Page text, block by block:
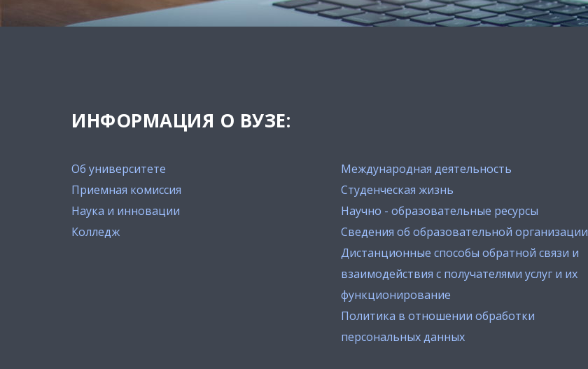
ИНФОРМАЦИЯ О ВУЗЕ:
Об университете
Приемная комиссия
Наука и инновации
Колледж
Международная деятельность
Студенческая жизнь
Научно - образовательные ресурсы
Сведения об образовательной организации
Дистанционные способы обратной связи и
взаимодействия с получателями услуг и их
функционирование
Политика в отношении обработки
персональных данных